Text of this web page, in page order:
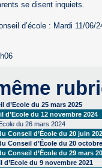
se disent inquiets.
d’école : Mardi 11/06/
d’Ecole du 25 mars 2025
du 12 novembre 2024
du 26 mars 2024
Conseil d’École du 20 juin
Conseil d’École du 20
Conseil d’École du 29 mars
du 9 novembre 2021